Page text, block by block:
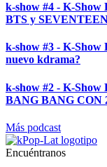
k-show #4 - K-Show
BTS y
k-show #3 - K-Show
nuevo kdrama?
k-show #2 - K-Show
BANG BANG CON
Más podcast
Encuéntranos